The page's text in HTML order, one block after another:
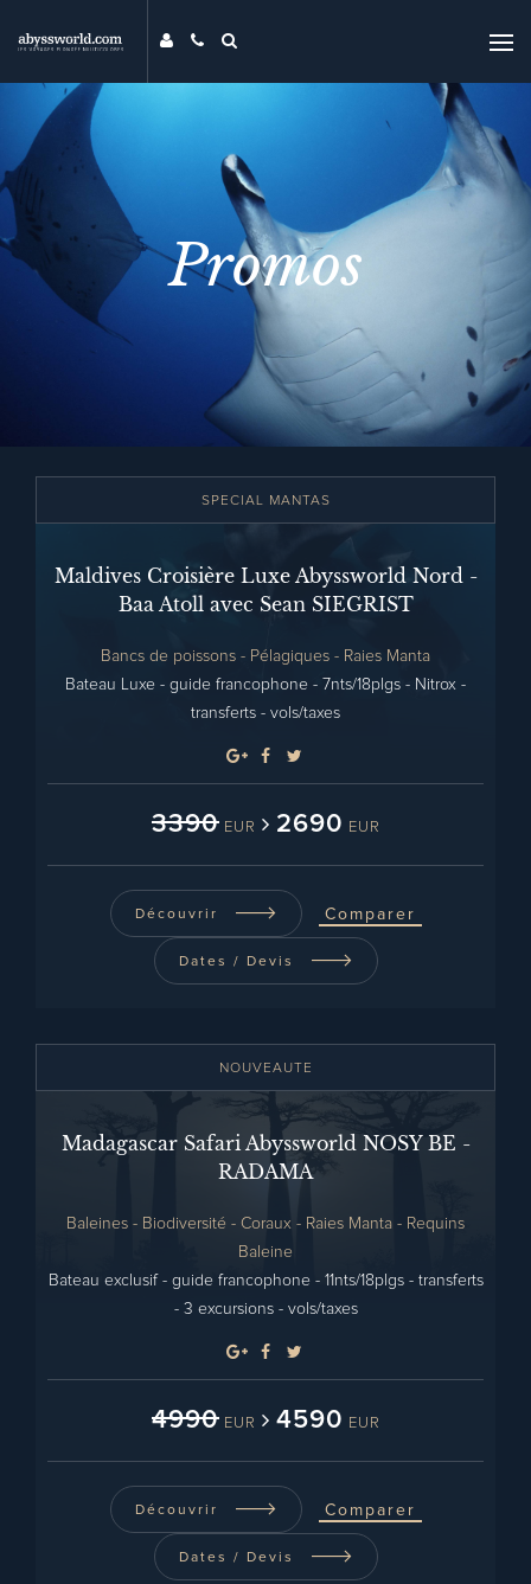
PROMOS
MAG
MON ABYSS
CONTACT
COMPARER
UNIVERS ABYSS
RECHERCHER
Promos
SPECIAL MANTAS
Maldives Croisière Luxe Abyssworld Nord -
Baa Atoll avec Sean SIEGRIST
Bancs de poissons - Pélagiques - Raies Manta
Bateau Luxe - guide francophone - 7nts/18plgs - Nitrox -
transferts - vols/taxes
3390EUR 2690 EUR
Découvrir Comparer
Dates / Devis
NOUVEAUTE
Madagascar Safari Abyssworld NOSY BE -
RADAMA
Baleines - Biodiversité - Coraux - Raies Manta - Requins
Baleine
Bateau exclusif - guide francophone - 11nts/18plgs - transferts
- 3 excursions - vols/taxes
4990EUR 4590 EUR
Découvrir Comparer
Dates / Devis